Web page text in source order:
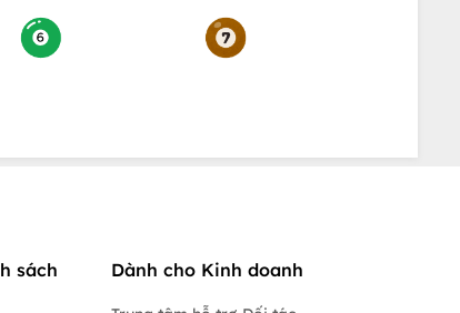
sách Dành cho Kinh doanh